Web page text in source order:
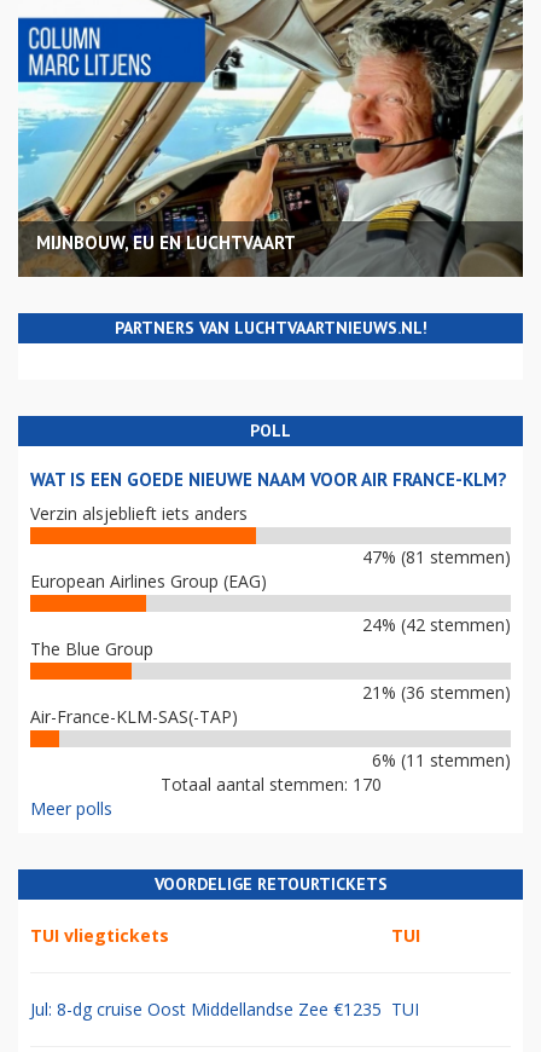
MIJNBOUW, EU EN LUCHTVAART
PARTNERS VAN LUCHTVAARTNIEUWS.NL!
POLL
WAT IS EEN GOEDE NIEUWE NAAM VOOR AIR FRANCE-KLM?
Verzin alsjeblieft iets anders
47% (81 stemmen)
European Airlines Group (EAG)
24% (42 stemmen)
The Blue Group
21% (36 stemmen)
Air-France-KLM-SAS(-TAP)
6% (11 stemmen)
Totaal aantal stemmen: 170
Meer polls
VOORDELIGE RETOURTICKETS
TUI vliegtickets TUI
Jul: 8-dg cruise Oost Middellandse Zee €1235 TUI